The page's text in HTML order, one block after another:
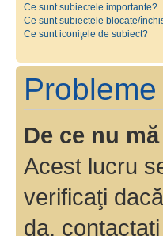
Ce sunt subiectele importante?
Ce sunt subiectele blocate/
Ce sunt iconiţele de subiect?
De ce nu
Acest lucru
verificaţi
da,